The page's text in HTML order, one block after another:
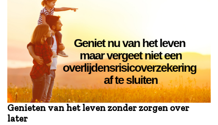
Genieten van het leven zonder zorgen over
later